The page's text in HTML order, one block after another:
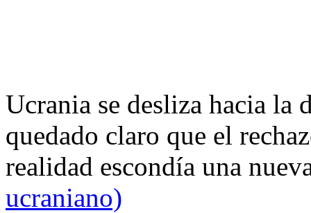
Ucrania se desliza hacia
quedado claro que el
realidad escondía una
ucraniano)